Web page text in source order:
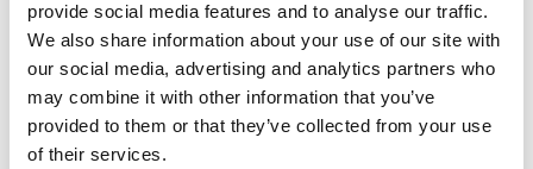
provide social media features and to analyse our traffic.
We also share information about your use of our site with
our social media, advertising and analytics partners who
may combine it with other information that you’ve
provided to them or that they’ve collected from your use
of their services.
Aktion
Mittwoch 17.12.2025